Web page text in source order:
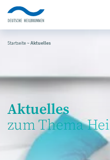
Startseite~Aktuelles
Aktuelles
zum Thema